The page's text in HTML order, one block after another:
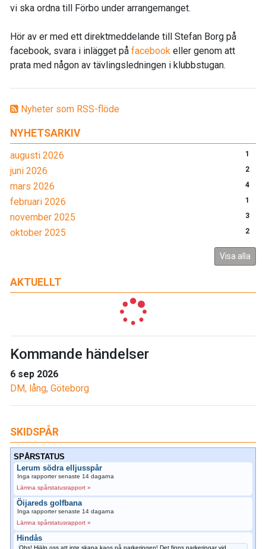
Nyheter som RSS-flöde
NYHETSARKIV
augusti 2026 1
juni 2026 2
mars 2026 4
februari 2026 1
november 2025 3
oktober 2025 2
Visa alla
AKTUELLT
Kommande händelser
6 sep 2026
DM, lång, Göteborg
SKIDSPÅR
SPÅRSTATUS
Lerum södra elljusspår
Inga rapporter senaste 14 dagarna
Lämna spårstatusrapport »
Öijareds golfbana
Inga rapporter senaste 14 dagarna
Lämna spårstatusrapport »
Hindås
Obs! Hjälp oss att inte skapa kaos på parkeringen! Det finns parkeringar vid
vi ska ordna till Förbo under arrangemanget.
Hör av er med ett direktmeddelande till Stefan Borg på
facebook, svara i inlägget på facebook eller genom att
prata med någon av tävlingsledningen i klubbstugan.